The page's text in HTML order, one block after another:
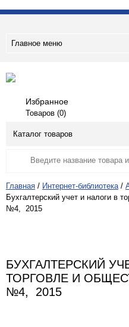
Главное меню
Избранное
Товаров (0)
Каталог товаров
Главная / Интернет-библиотека /
Бухгалтерский учет и налоги в
№4, 2015
БУХГАЛТЕРСКИЙ
ТОРГОВЛЕ И
№4, 2015